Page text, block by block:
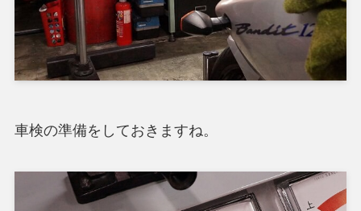
車検の準備をしておきますね。